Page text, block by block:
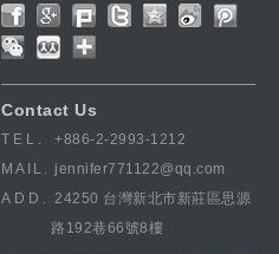
Contact Us
TEL.
+886-2-2993-1212
MAIL. jennifer771122@qq.com
ADD. 24250 台灣新北市新莊區思源
路192巷66號8樓